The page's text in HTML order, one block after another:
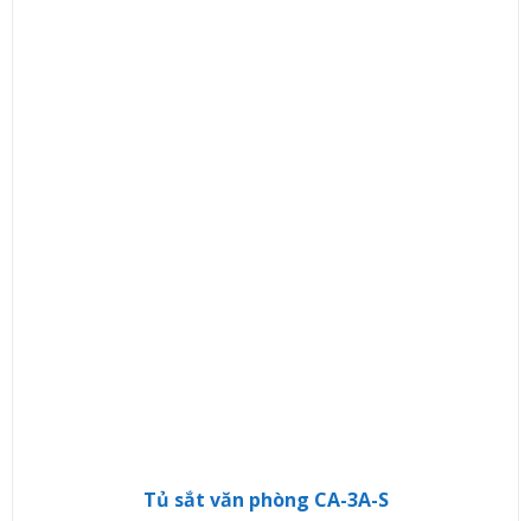
Tủ sắt văn phòng CA-3A-S